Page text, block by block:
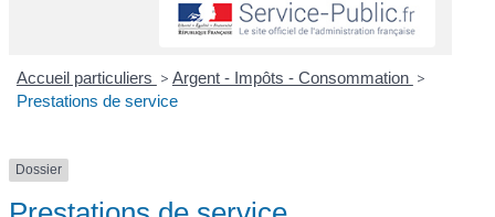
Accueil particuliers > Argent - Impôts - Consommation >
Prestations de service
Dossier